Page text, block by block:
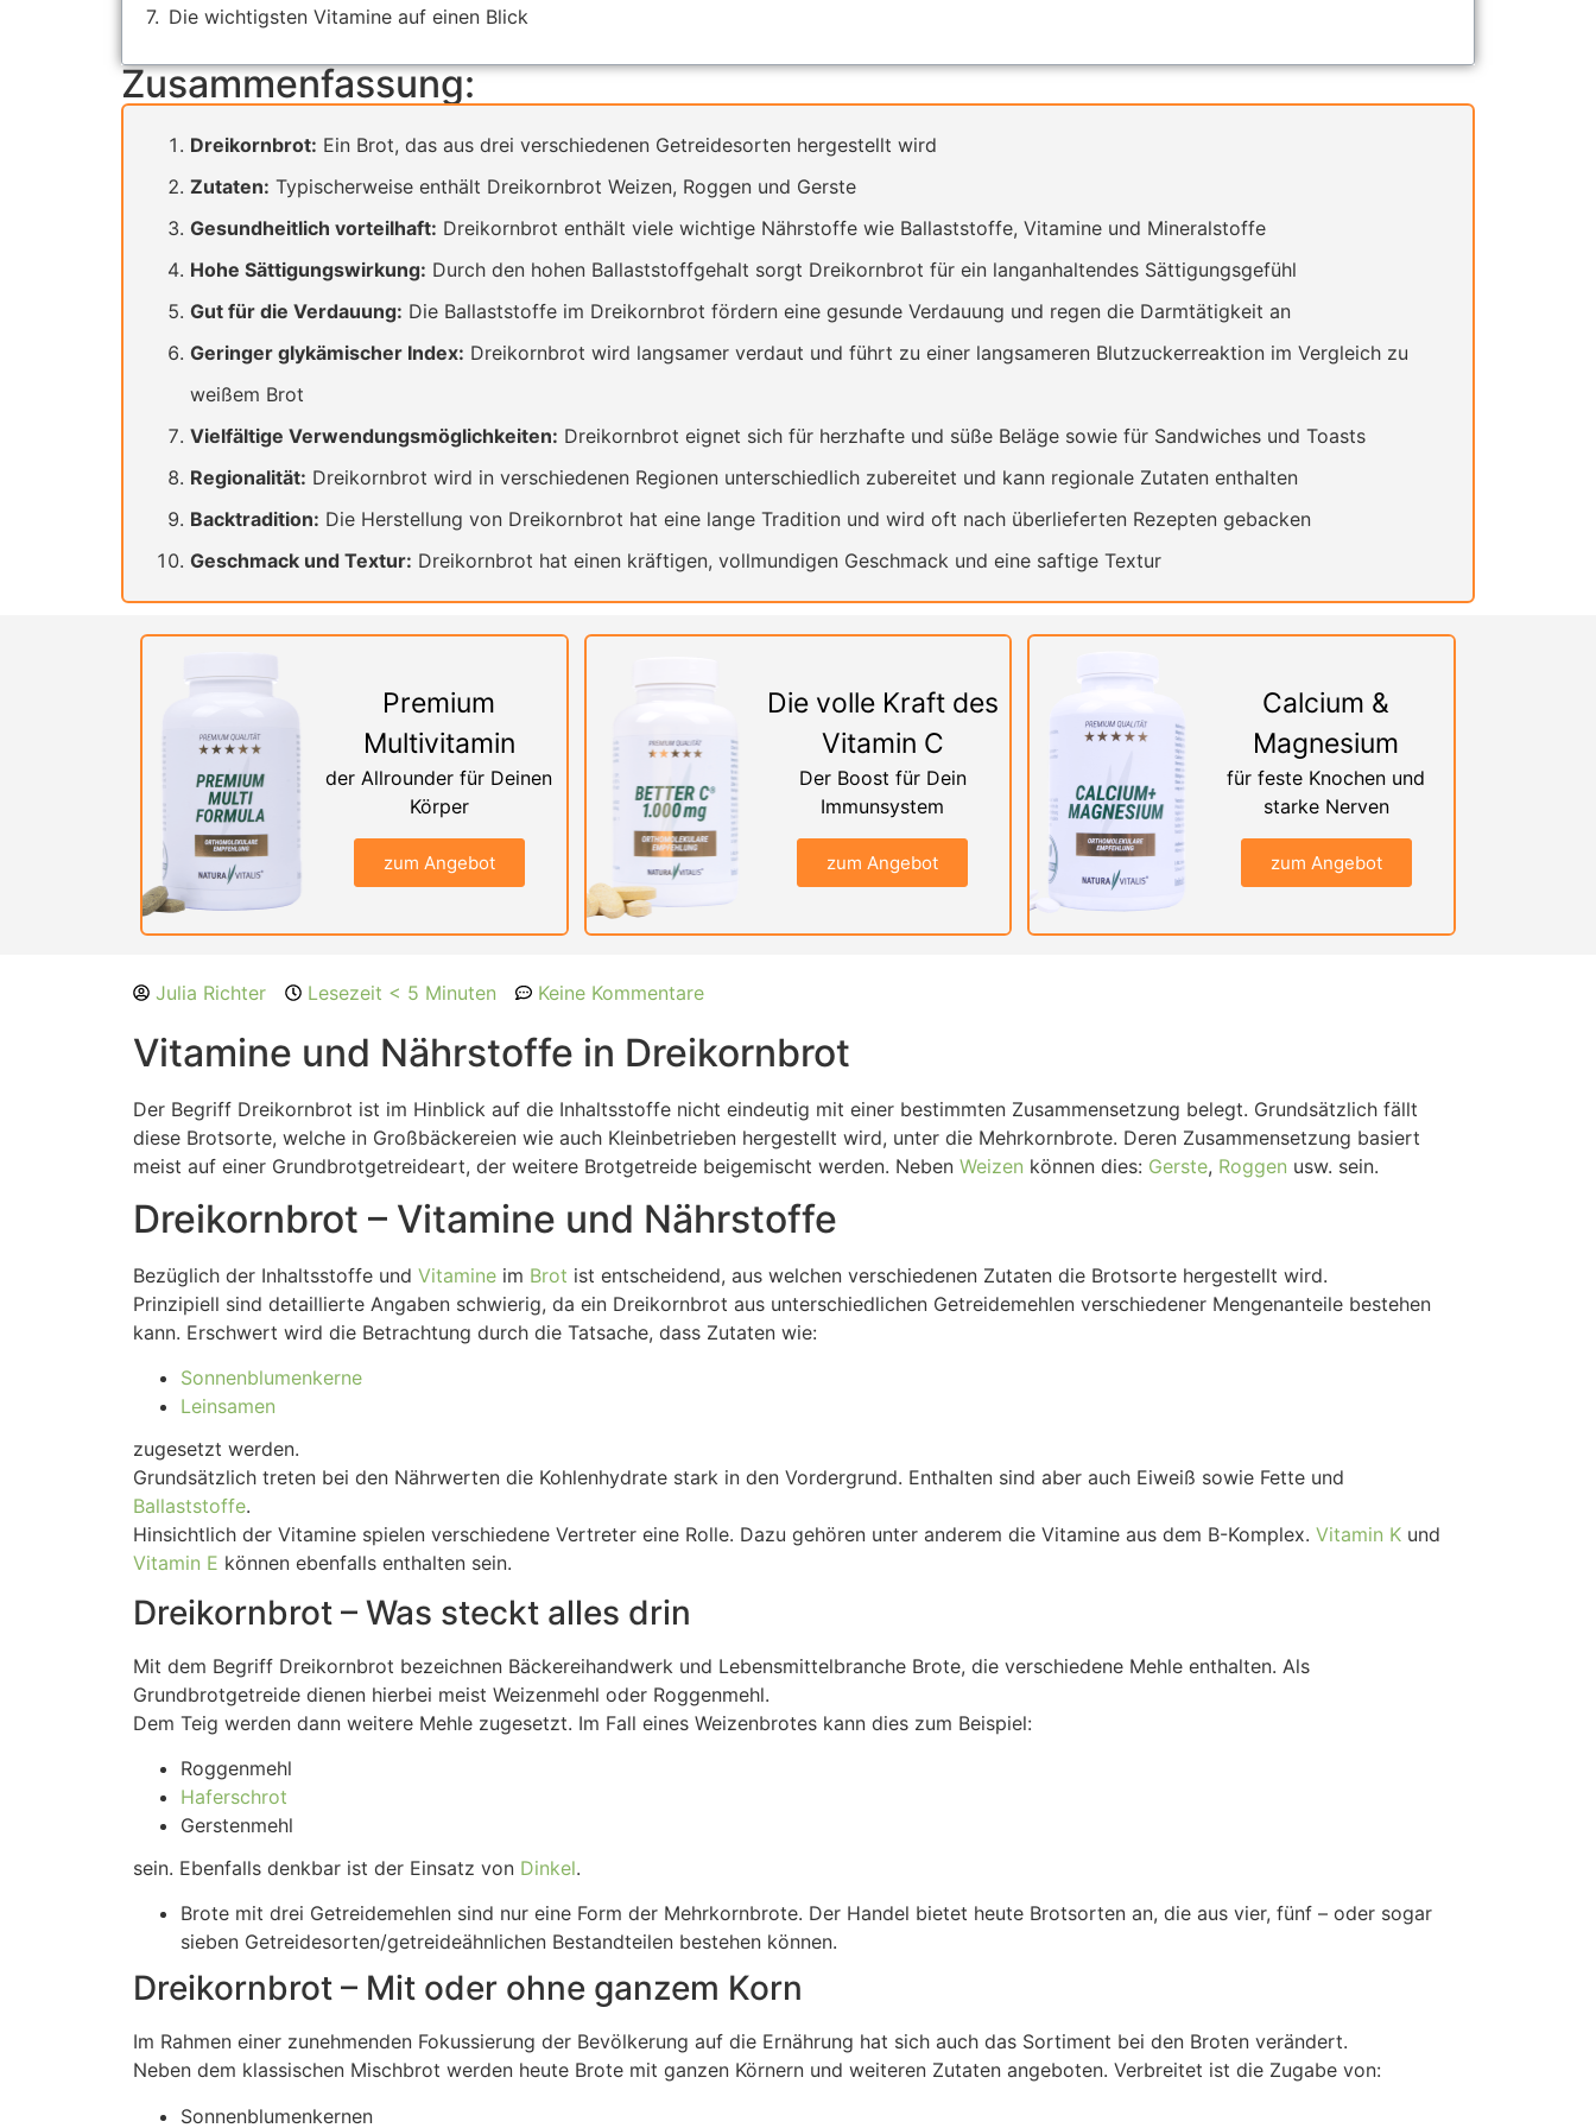
Die wichtigsten Vitamine auf einen Blick
Zusammenfassung:
Dreikornbrot: Ein Brot, das aus drei verschiedenen Getreidesorten hergestellt wird
Zutaten: Typischerweise enthält Dreikornbrot Weizen, Roggen und Gerste
Gesundheitlich vorteilhaft: Dreikornbrot enthält viele wichtige Nährstoffe wie Ballaststoffe, Vitamine und Mineralstoffe
Hohe Sättigungswirkung: Durch den hohen Ballaststoffgehalt sorgt Dreikornbrot für ein langanhaltendes Sättigungsgefühl
Gut für die Verdauung: Die Ballaststoffe im Dreikornbrot fördern eine gesunde Verdauung und regen die Darmtätigkeit an
Geringer glykämischer Index: Dreikornbrot wird langsamer verdaut und führt zu einer langsameren Blutzuckerreaktion im Vergleich zu
weißem Brot
Vielfältige Verwendungsmöglichkeiten: Dreikornbrot eignet sich für herzhafte und süße Beläge sowie für Sandwiches und Toasts
Regionalität: Dreikornbrot wird in verschiedenen Regionen unterschiedlich zubereitet und kann regionale Zutaten enthalten
Backtradition: Die Herstellung von Dreikornbrot hat eine lange Tradition und wird oft nach überlieferten Rezepten gebacken
Geschmack und Textur: Dreikornbrot hat einen kräftigen, vollmundigen Geschmack und eine saftige Textur
Premium
Multivitamin
der Allrounder für Deinen
Körper
zum Angebot
Die volle Kraft des
Vitamin C
Der Boost für Dein
Immunsystem
zum Angebot
Calcium &
Magnesium
für feste Knochen und
starke Nerven
zum Angebot
Julia Richter Lesezeit < 5 Minuten Keine Kommentare
Vitamine und Nährstoffe in Dreikornbrot
Der Begriff Dreikornbrot ist im Hinblick auf die Inhaltsstoffe nicht eindeutig mit einer bestimmten Zusammensetzung belegt. Grundsätzlich fällt
diese Brotsorte, welche in Großbäckereien wie auch Kleinbetrieben hergestellt wird, unter die Mehrkornbrote. Deren Zusammensetzung basiert
meist auf einer Grundbrotgetreideart, der weitere Brotgetreide beigemischt werden. Neben Weizen können dies: Gerste, Roggen usw. sein.
Dreikornbrot – Vitamine und Nährstoffe
Bezüglich der Inhaltsstoffe und Vitamine im Brot ist entscheidend, aus welchen verschiedenen Zutaten die Brotsorte hergestellt wird.
Prinzipiell sind detaillierte Angaben schwierig, da ein Dreikornbrot aus unterschiedlichen Getreidemehlen verschiedener Mengenanteile bestehen
kann. Erschwert wird die Betrachtung durch die Tatsache, dass Zutaten wie:
Sonnenblumenkerne
Leinsamen
zugesetzt werden.
Grundsätzlich treten bei den Nährwerten die Kohlenhydrate stark in den Vordergrund. Enthalten sind aber auch Eiweiß sowie Fette und
Ballaststoffe.
Hinsichtlich der Vitamine spielen verschiedene Vertreter eine Rolle. Dazu gehören unter anderem die Vitamine aus dem B-Komplex. Vitamin K und
Vitamin E können ebenfalls enthalten sein.
Dreikornbrot – Was steckt alles drin
Mit dem Begriff Dreikornbrot bezeichnen Bäckereihandwerk und Lebensmittelbranche Brote, die verschiedene Mehle enthalten. Als
Grundbrotgetreide dienen hierbei meist Weizenmehl oder Roggenmehl.
Dem Teig werden dann weitere Mehle zugesetzt. Im Fall eines Weizenbrotes kann dies zum Beispiel:
Roggenmehl
Haferschrot
Gerstenmehl
sein. Ebenfalls denkbar ist der Einsatz von Dinkel.
Brote mit drei Getreidemehlen sind nur eine Form der Mehrkornbrote. Der Handel bietet heute Brotsorten an, die aus vier, fünf – oder sogar
sieben Getreidesorten/getreideähnlichen Bestandteilen bestehen können.
Dreikornbrot – Mit oder ohne ganzem Korn
Im Rahmen einer zunehmenden Fokussierung der Bevölkerung auf die Ernährung hat sich auch das Sortiment bei den Broten verändert.
Neben dem klassischen Mischbrot werden heute Brote mit ganzen Körnern und weiteren Zutaten angeboten. Verbreitet ist die Zugabe von:
Sonnenblumenkernen